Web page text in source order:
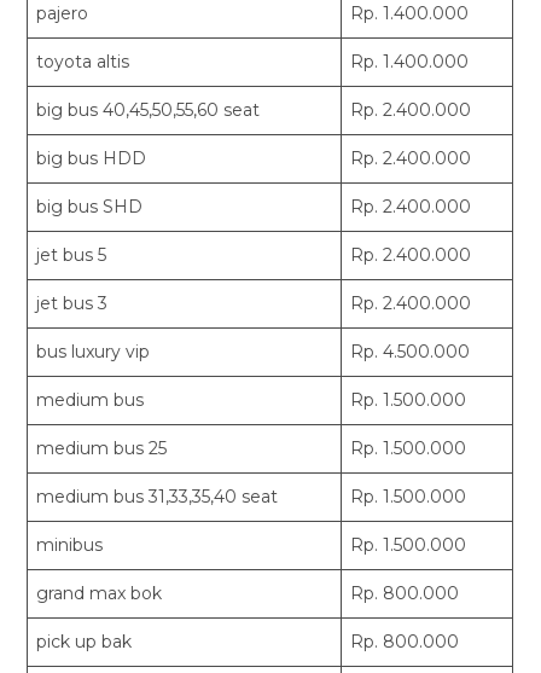
pajero Rp. 1.400.000
toyota altis Rp. 1.400.000
big bus 40,45,50,55,60 seat Rp. 2.400.000
big bus HDD Rp. 2.400.000
big bus SHD Rp. 2.400.000
jet bus 5 Rp. 2.400.000
jet bus 3 Rp. 2.400.000
bus luxury vip Rp. 4.500.000
medium bus Rp. 1.500.000
medium bus 25 Rp. 1.500.000
medium bus 31,33,35,40 seat Rp. 1.500.000
minibus Rp. 1.500.000
grand max bok Rp. 800.000
pick up bak Rp. 800.000